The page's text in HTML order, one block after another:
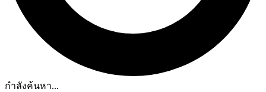
กำลังค้นหา...